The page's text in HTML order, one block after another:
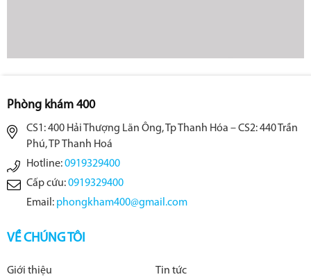
Phòng khám 400
CS1: 400 Hải Thượng Lãn Ông, Tp Thanh Hóa – CS2: 440 Trần
Phú, TP Thanh Hoá
Hotline:0919329400
Cấp cứu:0919329400
Email: phongkham400@gmail.com
VỀ CHÚNG TÔI
Giới thiệu
Tin tức